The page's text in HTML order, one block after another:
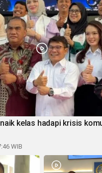
kelas hadapi krisis
WIB